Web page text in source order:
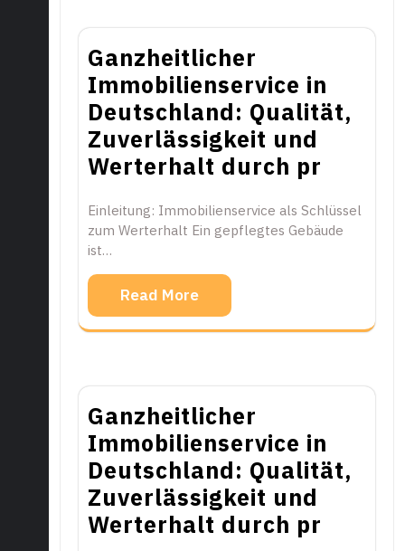
Ganzheitlicher
Immobilienservice in
Deutschland: Qualität,
Zuverlässigkeit und
Werterhalt durch pr
Einleitung: Immobilienservice als Schlüssel
zum Werterhalt Ein gepflegtes Gebäude
ist…
Read More
Ganzheitlicher
Immobilienservice in
Deutschland: Qualität,
Zuverlässigkeit und
Werterhalt durch pr